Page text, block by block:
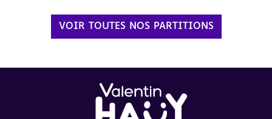
VOIR TOUTES NOS PARTITIONS